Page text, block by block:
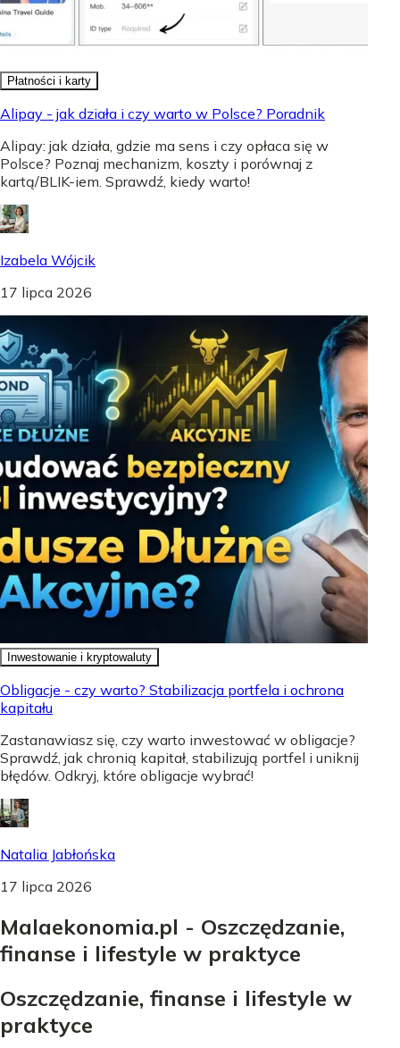
Płatności i karty
Alipay - jak działa i czy warto w Polsce? Poradnik
Alipay: jak działa, gdzie ma sens i czy opłaca się w
Polsce? Poznaj mechanizm, koszty i porównaj z
kartą/BLIK-iem. Sprawdź, kiedy warto!
Izabela Wójcik
17 lipca 2026
Inwestowanie i kryptowaluty
Obligacje - czy warto? Stabilizacja portfela i ochrona
kapitału
Zastanawiasz się, czy warto inwestować w obligacje?
Sprawdź, jak chronią kapitał, stabilizują portfel i uniknij
błędów. Odkryj, które obligacje wybrać!
Natalia Jabłońska
17 lipca 2026
Malaekonomia.pl - Oszczędzanie,
finanse i lifestyle w praktyce
Oszczędzanie, finanse i lifestyle w
praktyce